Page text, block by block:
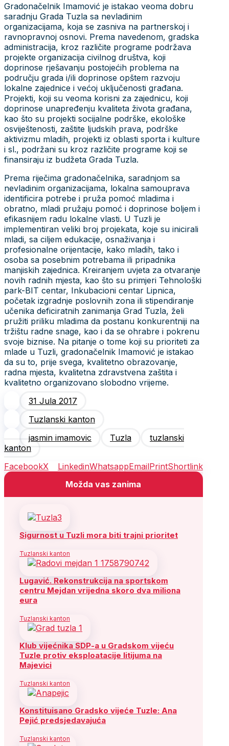
Gradonačelnik Imamović je istakao veoma dobru
saradnju Grada Tuzla sa nevladinim
organizacijama, koja se zasniva na partnerskoj i
ravnopravnoj osnovi. Prema navedenom, gradska
administracija, kroz različite programe podržava
projekte organizacija civilnog društva, koji
doprinose rješavanju postojećih problema na
području grada i/ili doprinose opštem razvoju
lokalne zajednice i većoj uključenosti građana.
Projekti, koji su veoma korisni za zajednicu, koji
doprinose unapređenju kvaliteta života građana,
kao što su projekti socijalne podrške, ekološke
osviještenosti, zaštite ljudskih prava, podrške
aktivizmu mladih, projekti iz oblasti sporta i kulture
i sl., podržani su kroz različite programe koji se
finansiraju iz budžeta Grada Tuzla.
Prema riječima gradonačelnika, saradnjom sa
nevladinim organizacijama, lokalna samouprava
identificira potrebe i pruža pomoć mladima i
obratno, mladi pružaju pomoć i doprinose boljem i
efikasnijem radu lokalne vlasti. U Tuzli je
implementiran veliki broj projekata, koje su inicirali
mladi, sa ciljem edukacije, osnaživanja i
profesionalne orijentacije, kako mladih, tako i
osoba sa posebnim potrebama ili pripadnika
manjiskih zajednica. Kreiranjem uvjeta za otvaranje
novih radnih mjesta, kao što su primjeri Tehnološki
park-BIT centar, Inkubacioni centar Lipnica,
početak izgradnje poslovnih zona ili stipendiranje
učenika deficiratnih zanimanja Grad Tuzla, želi
pružiti priliku mladima da postanu konkurentniji na
tržištu radne snage, kao i da se ohrabre i pokrenu
svoje biznise. Na pitanje o tome koji su prioriteti za
mlade u Tuzli, gradonačelnik Imamović je istakao
da su to, prije svega, kvalitetno obrazovanje,
radna mjesta, kvalitetna zdravstvena zaštita i
kvalitetno organizovano slobodno vrijeme.
31 Jula 2017
Tuzlanski kanton
jasmin imamovic
Tuzla
tuzlanski
kanton
FacebookX LinkedinWhatsappEmailPrintShortlink
Možda vas zanima
Sigurnost u Tuzli mora biti trajni prioritet
Tuzlanski kanton
Lugavić. Rekonstrukcija na sportskom
centru Mejdan vrijedna skoro dva miliona
eura
Tuzlanski kanton
Klub vijećnika SDP-a u Gradskom vijeću
Tuzle protiv eksploatacije litijuma na
Majevici
Tuzlanski kanton
Konstituisano Gradsko vijeće Tuzle: Ana
Pejić predsjedavajuća
Tuzlanski kanton